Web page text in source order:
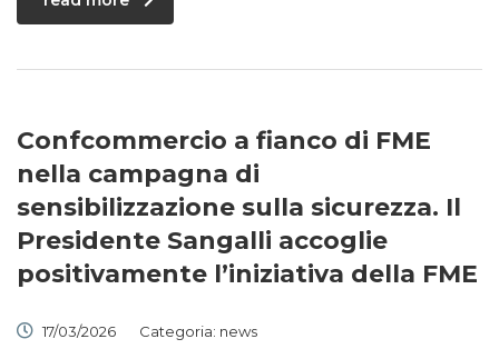
Confcommercio a fianco di FME
nella campagna di
sensibilizzazione sulla sicurezza. Il
Presidente Sangalli accoglie
positivamente l’iniziativa della FME
17/03/2026 Categoria: news